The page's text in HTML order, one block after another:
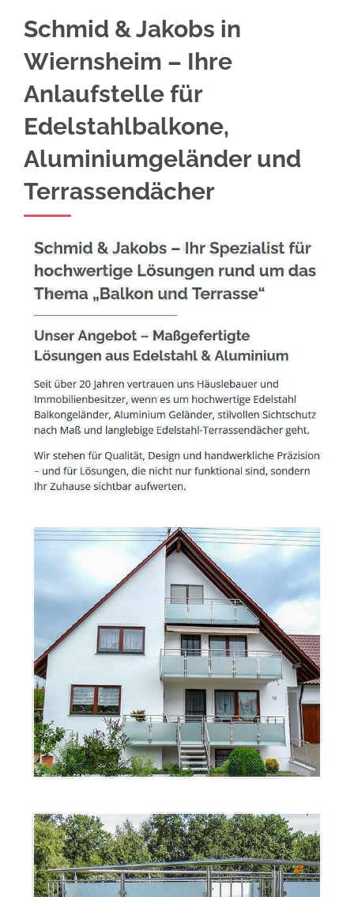
Schmid & Jakobs in
Wiernsheim – Ihre
Anlaufstelle für
Edelstahlbalkone,
Aluminiumgeländer und
Terrassendächer